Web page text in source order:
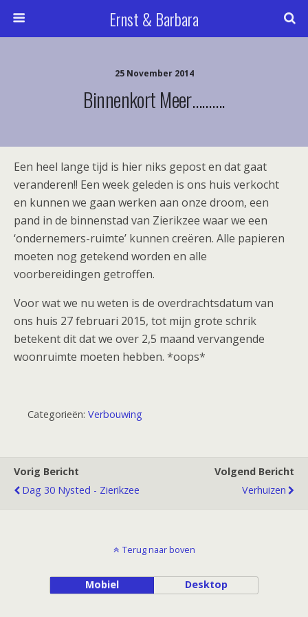
Ernst & Barbara
25 November 2014
Binnenkort Meer……….
Een heel lange tijd is hier niks gepost en dat gaat
veranderen!! Een week geleden is ons huis verkocht
en kunnen we gaan werken aan onze droom, een
pand in de binnenstad van Zierikzee waar we een
‘ondernemers-ruimte’ kunnen creëren. Alle papieren
moeten nog getekend worden en alle
voorbereidingen getroffen.
Voor wat we nu weten is de overdrachtsdatum van
ons huis 27 februari 2015, tot mijn grote schrik
betekent dit dat we over 2,5 maand vervangende
woonruimte moeten hebben. *oops*
Categorieën: Verbouwing
Vorig Bericht
Dag 30 Nysted - Zierikzee
Volgend Bericht
Verhuizen
Terug naar boven
Mobiel Desktop